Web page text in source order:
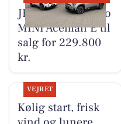
JK Auto ApS har to
MINI Aceman E til
salg for 229.800
kr.
VEJRET
Kølig start, frisk